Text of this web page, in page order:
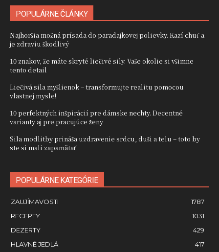
POPULÁRNE ČLÁNKY
Najhoršia možná prísada do paradajkovej polievky. Kazí chuť a
je zdraviu škodlivý
10 znakov, že máte skryté liečivé sily. Vaše okolie si všimne
tento detail
Liečivá sila myšlienok – transformujte realitu pomocou
vlastnej mysle!
10 perfektných inšpirácií pre dámske nechty. Decentné
varianty aj pre pracujúce ženy
Sila modlitby prináša uzdravenie srdcu, duši a telu – toto by
ste si mali zapamätať
POPULÁRNE KATEGÓRIE
ZAUJÍMAVOSTI
1787
RECEPTY
1031
DEZERTY
429
HLAVNÉ JEDLÁ
417